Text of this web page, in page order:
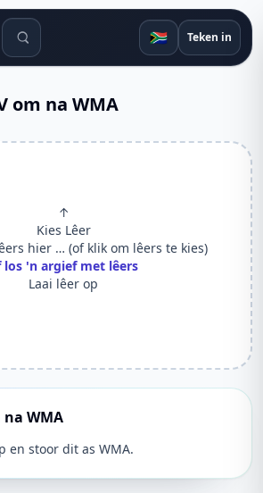
Soek gereedskap 🇿🇦 Teken in
om na WMA
↑
Kies Lêer
hier … (of klik om lêers te kies)
los 'n argief met lêers
Laai lêer op
na WMA
en stoor dit as WMA.